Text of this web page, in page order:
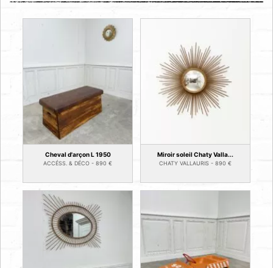
Cheval d'arçon L 1950
ACCÉSS. & DÉCO - 890 €
Miroir soleil Chaty Valla...
CHATY VALLAURIS - 890 €